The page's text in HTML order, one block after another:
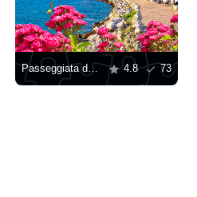
Passeggiata del Lago di Garda 4.8 73